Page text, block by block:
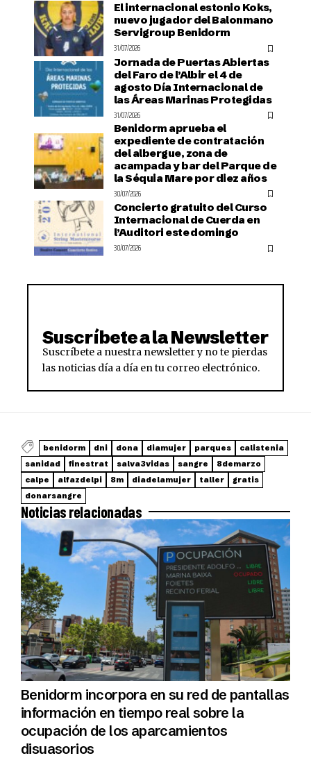
El internacional estonio Koks,
nuevo jugador del Balonmano
Servigroup Benidorm
31/07/2026
Jornada de Puertas Abiertas
del Faro de l’Albir el 4 de
agosto Día Internacional de
las Áreas Marinas Protegidas
31/07/2026
Benidorm aprueba el
expediente de contratación
del albergue, zona de
acampada y bar del Parque de
la Séquia Mare por diez años
30/07/2026
Concierto gratuito del Curso
Internacional de Cuerda en
l’Auditori este domingo
30/07/2026
Suscríbete a la Newsletter
Suscríbete a nuestra newsletter y no te pierdas
las noticias día a día en tu correo electrónico.
benidorm dni dona diamujer parques
calistenia
sanidad
finestrat salva3vidas sangre
8demarzo
calpe
alfazdelpi 8m diadelamujer taller
gratis
donarsangre
Noticias relacionadas
Benidorm incorpora en su red de pantallas
información en tiempo real sobre la
ocupación de los aparcamientos
disuasorios